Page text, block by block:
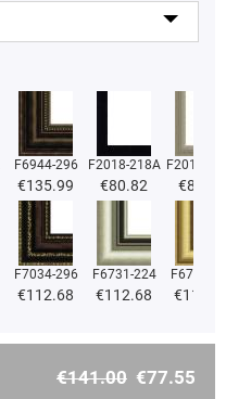
F6944-296
€135.99
F2018-218A
€80.82
F2018-
€80.82
F7034-296
€112.68
F6731-224
€112.68
F6731-
€
€141.00 €77.55